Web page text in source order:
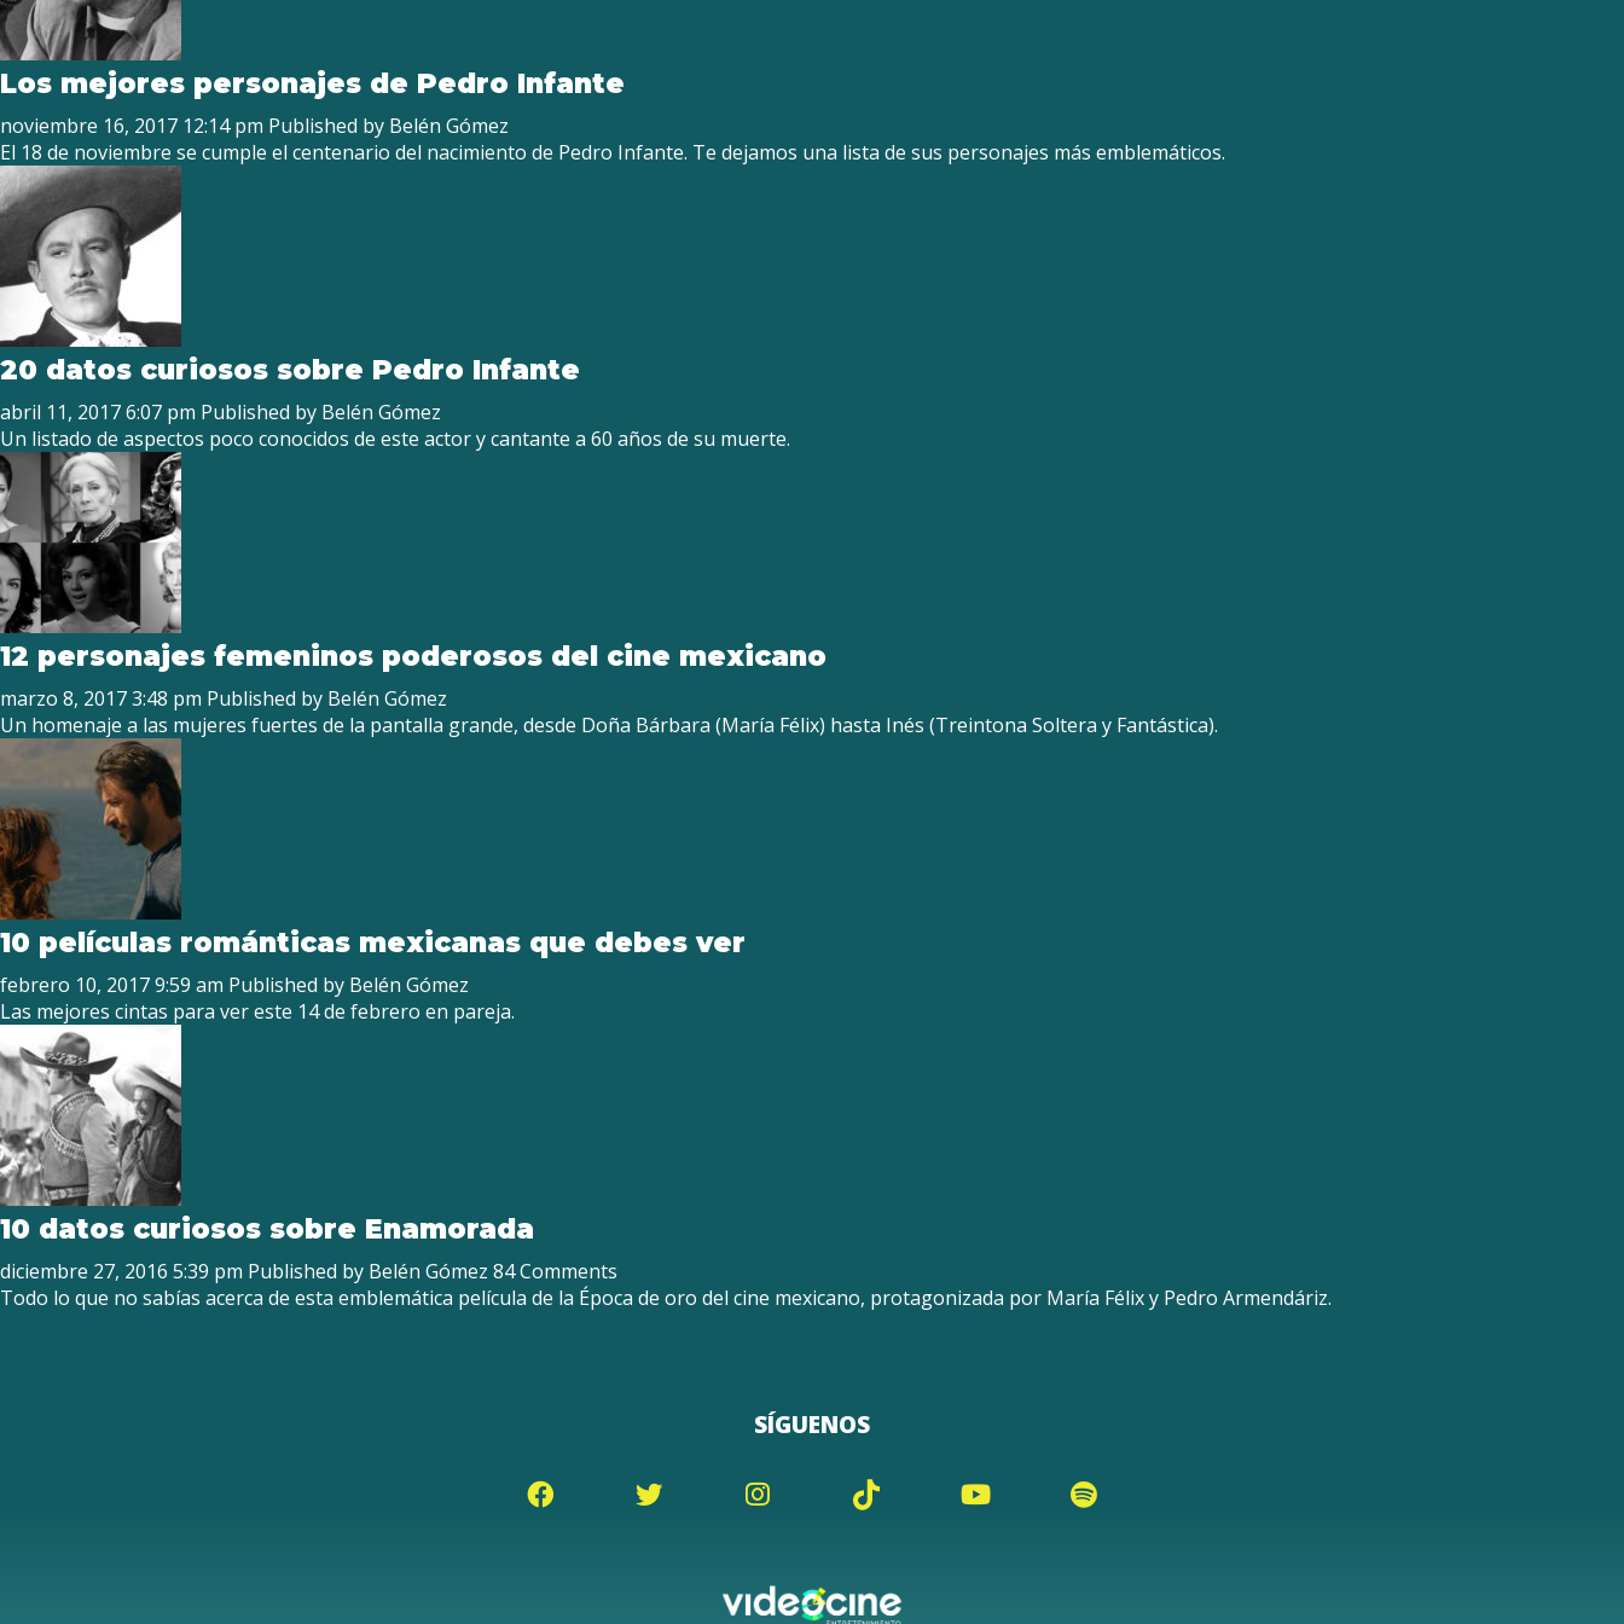
Los mejores personajes de Pedro Infante
noviembre 16, 2017 12:14 pm Published by Belén Gómez
El 18 de noviembre se cumple el centenario del nacimiento de Pedro Infante. Te dejamos una lista de sus personajes más emblemáticos.
20 datos curiosos sobre Pedro Infante
abril 11, 2017 6:07 pm Published by Belén Gómez
Un listado de aspectos poco conocidos de este actor y cantante a 60 años de su muerte.
12 personajes femeninos poderosos del cine mexicano
marzo 8, 2017 3:48 pm Published by Belén Gómez
Un homenaje a las mujeres fuertes de la pantalla grande, desde Doña Bárbara (María Félix) hasta Inés (Treintona Soltera y Fantástica).
10 películas románticas mexicanas que debes ver
febrero 10, 2017 9:59 am Published by Belén Gómez
Las mejores cintas para ver este 14 de febrero en pareja.
10 datos curiosos sobre Enamorada
diciembre 27, 2016 5:39 pm Published by Belén Gómez 84 Comments
Todo lo que no sabías acerca de esta emblemática película de la Época de oro del cine mexicano, protagonizada por María Félix y Pedro Armendáriz.
SÍGUENOS